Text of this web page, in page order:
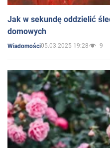
Jak w sekundę oddzielić
domowych
Wiadomości05.03.2025 19:28 9